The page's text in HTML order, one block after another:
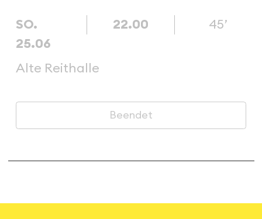
SO.
25.06
22.00 45’
Alte Reithalle
Beendet